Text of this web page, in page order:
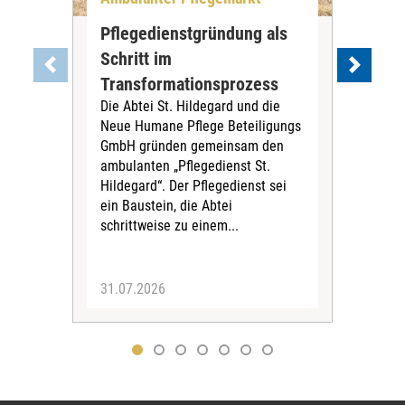
Pflegedienstgründung als
Schritt im
Transformationsprozess
Die Abtei St. Hildegard und die
Neue Humane Pflege Beteiligungs
GmbH gründen gemeinsam den
ambulanten „Pflegedienst St.
Hildegard“. Der Pflegedienst sei
ein Baustein, die Abtei
schrittweise zu einem...
31.07.2026